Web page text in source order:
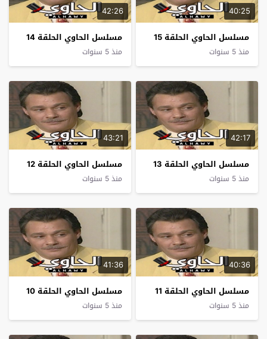
40:25
مسلسل الحاوي الحلقة 15
منذ 5 سنوات
42:26
مسلسل الحاوي الحلقة 14
منذ 5 سنوات
42:17
مسلسل الحاوي الحلقة 13
منذ 5 سنوات
43:21
مسلسل الحاوي الحلقة 12
منذ 5 سنوات
40:36
مسلسل الحاوي الحلقة 11
منذ 5 سنوات
41:36
مسلسل الحاوي الحلقة 10
منذ 5 سنوات